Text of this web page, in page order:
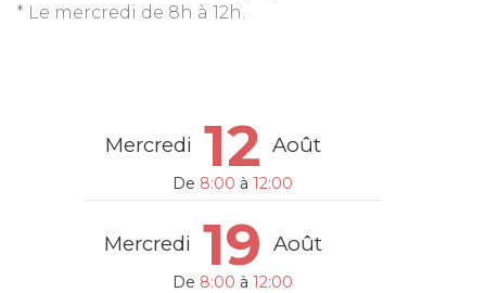
* Le mercredi de 8h à 12h.
Mercredi 12 Août
De 8:00 à 12:00
Mercredi 19 Août
De 8:00 à 12:00